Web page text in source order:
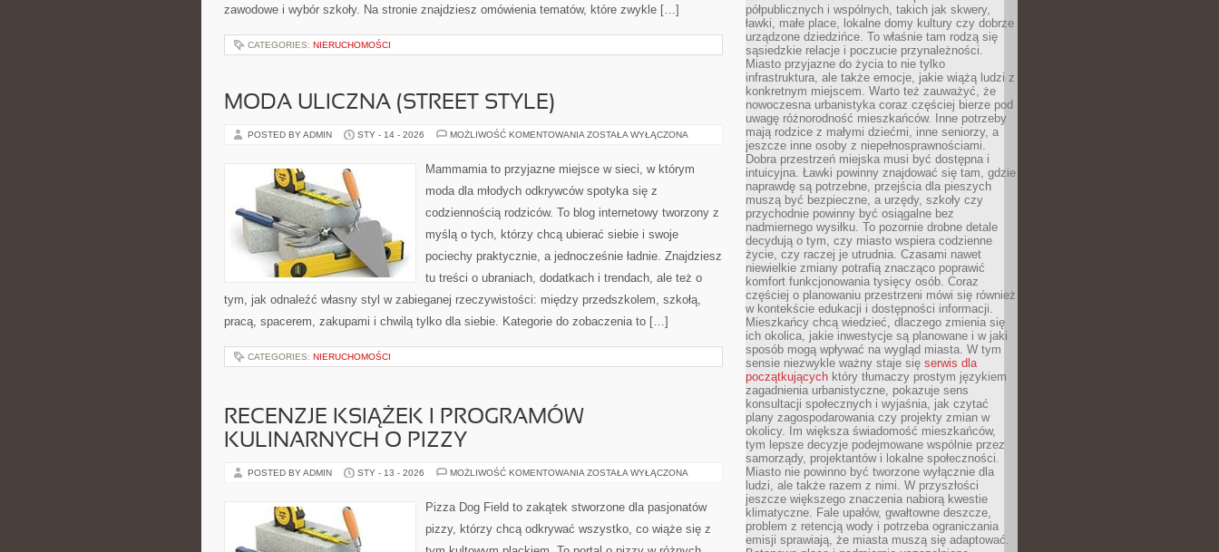
zawodowe i wybór szkoły. Na stronie znajdziesz omówienia tematów, które zwykle […]
CATEGORIES: NIERUCHOMOŚCI
MODA ULICZNA (STREET STYLE)
POSTED BY ADMIN STY - 14 - 2026 MOŻLIWOŚĆ KOMENTOWANIA MODA
ZOSTAŁA WYŁĄCZONA
Mammamia to przyjazne miejsce w sieci, w którym
moda dla młodych odkrywców spotyka się z
codziennością rodziców. To blog internetowy tworzony z
myślą o tych, którzy chcą ubierać siebie i swoje
pociechy praktycznie, a jednocześnie ładnie. Znajdziesz
tu treści o ubraniach, dodatkach i trendach, ale też o
tym, jak odnaleźć własny styl w zabieganej rzeczywistości: między przedszkolem, szkołą,
pracą, spacerem, zakupami i chwilą tylko dla siebie. Kategorie do zobaczenia to […]
CATEGORIES: NIERUCHOMOŚCI
RECENZJE KSIĄŻEK I PROGRAMÓW
KULINARNYCH O PIZZY
POSTED BY ADMIN STY - 13 - 2026 MOŻLIWOŚĆ KOMENTOWANIA RECENZJE
PROGRAMÓW
KULINARNYCH
PIZZY
ZOSTAŁA WYŁĄCZONA
Pizza Dog Field to zakątek stworzone dla pasjonatów
pizzy, którzy chcą odkrywać wszystko, co wiąże się z
półpublicznych i wspólnych, takich jak skwery,
ławki, małe place, lokalne domy kultury czy dobrze
urządzone dziedzińce. To właśnie tam rodzą się
sąsiedzkie relacje i poczucie przynależności.
Miasto przyjazne do życia to nie tylko
infrastruktura, ale także emocje, jakie wiążą ludzi z
konkretnym miejscem. Warto też zauważyć, że
nowoczesna urbanistyka coraz częściej bierze pod
uwagę różnorodność mieszkańców. Inne potrzeby
mają rodzice z małymi dziećmi, inne seniorzy, a
jeszcze inne osoby z niepełnosprawnościami.
Dobra przestrzeń miejska musi być dostępna i
intuicyjna. Ławki powinny znajdować się tam, gdzie
naprawdę są potrzebne, przejścia dla pieszych
muszą być bezpieczne, a urzędy, szkoły czy
przychodnie powinny być osiągalne bez
nadmiernego wysiłku. To pozornie drobne detale
decydują o tym, czy miasto wspiera codzienne
życie, czy raczej je utrudnia. Czasami nawet
niewielkie zmiany potrafią znacząco poprawić
komfort funkcjonowania tysięcy osób. Coraz
częściej o planowaniu przestrzeni mówi się również
w kontekście edukacji i dostępności informacji.
Mieszkańcy chcą wiedzieć, dlaczego zmienia się
ich okolica, jakie inwestycje są planowane i w jaki
sposób mogą wpływać na wygląd miasta. W tym
sensie niezwykle ważny staje się serwis dla
początkujących który tłumaczy prostym językiem
zagadnienia urbanistyczne, pokazuje sens
konsultacji społecznych i wyjaśnia, jak czytać
plany zagospodarowania czy projekty zmian w
okolicy. Im większa świadomość mieszkańców,
tym lepsze decyzje podejmowane wspólnie przez
samorządy, projektantów i lokalne społeczności.
Miasto nie powinno być tworzone wyłącznie dla
ludzi, ale także razem z nimi. W przyszłości
jeszcze większego znaczenia nabiorą kwestie
klimatyczne. Fale upałów, gwałtowne deszcze,
problem z retencją wody i potrzeba ograniczania
emisji sprawiają, że miasta muszą się adaptować.